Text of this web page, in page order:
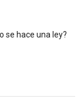
se hace una ley?